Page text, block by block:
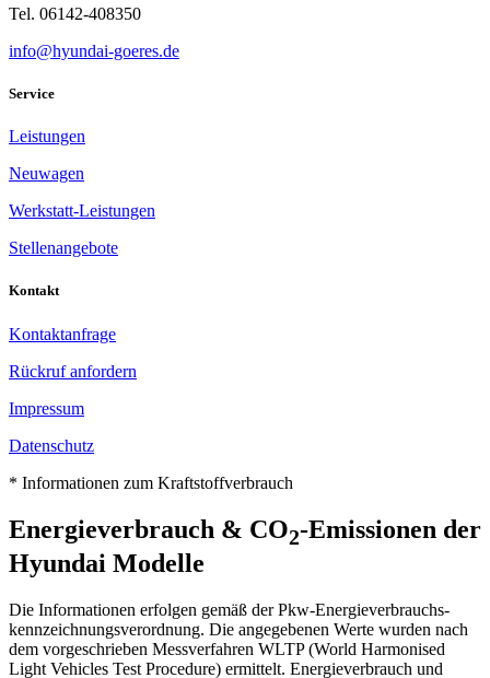
Tel. 06142-408350
info@hyundai-goeres.de
Service
Leistungen
Neuwagen
Werkstatt-Leistungen
Stellenangebote
Kontakt
Kontaktanfrage
Rückruf anfordern
Impressum
Datenschutz
* Informationen zum Kraftstoffverbrauch
Energieverbrauch & CO2-Emissionen der
Hyundai Modelle
Die Informationen erfolgen gemäß der Pkw-Energie­verbrauchs­
kennzeichnungs­verordnung. Die an­gegebenen Werte wurden nach
dem vor­geschrieben Mess­verfahren WLTP (World Harmonised
Light Vehicles Test Procedure) er­mittelt. Energie­verbrauch und